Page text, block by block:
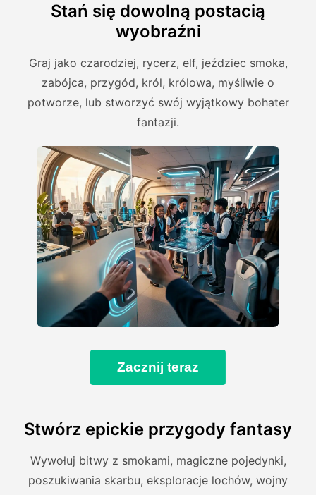
Stań się dowolną postacią
wyobraźni
Graj jako czarodziej, rycerz, elf, jeździec smoka,
zabójca, przygód, król, królowa, myśliwie o
potworze, lub stworzyć swój wyjątkowy bohater
fantazji.
Zacznij teraz
Stwórz epickie przygody fantasy
Wywołuj bitwy z smokami, magiczne pojedynki,
poszukiwania skarbu, eksploracje lochów, wojny